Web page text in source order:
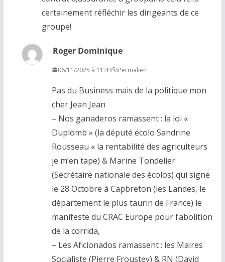
certainement réfléchir les dirigeants de ce
groupe!
Roger Dominique
06/11/2025 à 11:43 Permalien
Pas du Business mais de la politique mon
cher Jean Jean
– Nos ganaderos ramassent : la loi «
Duplomb » (la député écolo Sandrine
Rousseau « la rentabilité des agriculteurs
je m’en tape) & Marine Tondelier
(Secrétaire nationale des écolos) qui signe
le 28 Octobre à Capbreton (les Landes, le
département le plus taurin de France) le
manifeste du CRAC Europe pour l’abolition
de la corrida,
– Les Aficionados ramassent : les Maires
Socialiste (Pierre Froustey) & RN (David